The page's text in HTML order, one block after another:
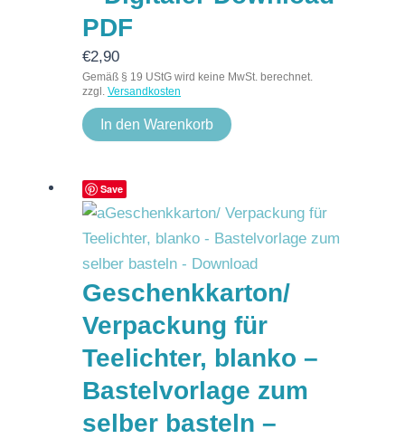
PDF
€2,90
Gemäß § 19 UStG wird keine MwSt. berechnet.
zzgl. Versandkosten
In den Warenkorb
Save
Geschenkkarton/
Verpackung für
Teelichter, blanko –
Bastelvorlage zum
selber basteln –